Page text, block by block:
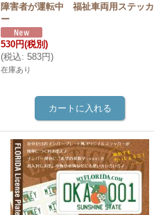
障害者が運転中 福祉車両用ステッカ
ー
530円(税別)
(税込: 583円)
在庫あり